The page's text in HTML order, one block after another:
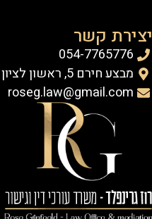
יצירת קשר
054-7765776
מבצע חירם 5, ראשון לציון
roseg.law@gmail.com